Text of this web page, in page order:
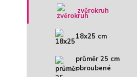
zvěrokruh
18x25 cm
průměr 25 cm
obroubené